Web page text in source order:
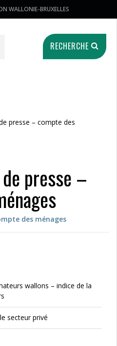
WALLONIE-BRUXELLES
RECHERCHE
presse – compte des
presse –
des ménages
wallons – indice de la
secteur privé